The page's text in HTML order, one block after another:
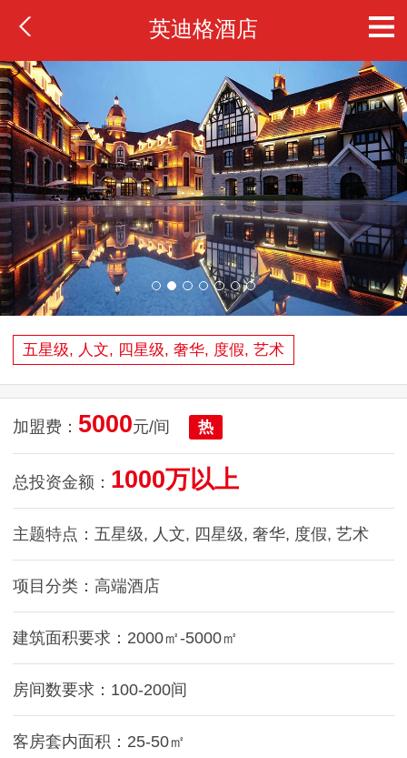
英迪格酒店
五星级, 人文, 四星级, 奢华, 度假, 艺术
加盟费： 5000元/间 热
总投资金额： 1000万以上
主题特点：五星级, 人文, 四星级, 奢华, 度假, 艺术
项目分类：高端酒店
建筑面积要求：2000㎡-5000㎡
房间数要求：100-200间
客房套内面积：25-50㎡